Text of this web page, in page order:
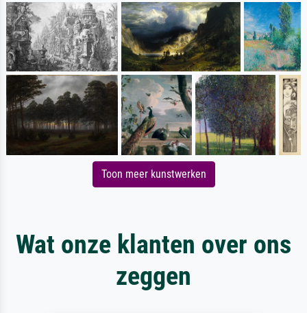
Toon meer kunstwerken
Wat onze klanten over ons
zeggen